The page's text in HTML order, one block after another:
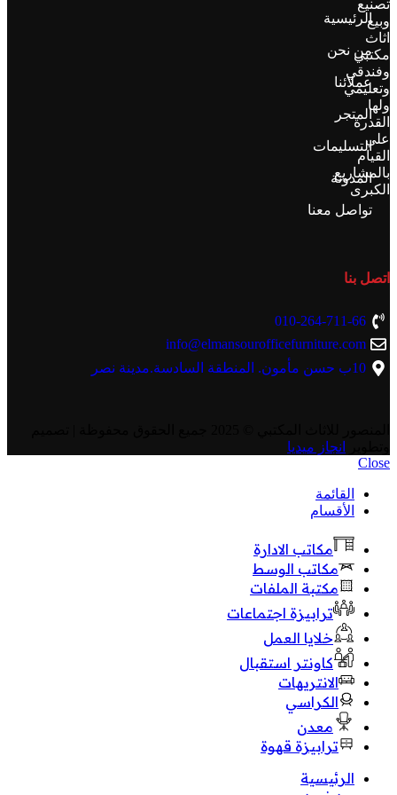
تصنيع
وبيع
اثاث
مكتبي
وفندقي
وتعليمي
ولها
القدرة
علي
القيام
بالمشاريع
الكبرى
الرئيسية
من نحن
عملائنا
المتجر
التسليمات
المدونة
تواصل معنا
اتصل بنا
010-264-711-66
info@elmansourofficefurniture.com
10ب حسن مأمون. المنطقة السادسة.مدينة نصر
انجاز ميديا
Close
القائمة
الأقسام
مكاتب الادارة
مكاتب الوسط
مكتبة الملفات
ترابيزة اجتماعات
خلايا العمل
كاونتر استقبال
الانتريهات
الكراسي
معدن
ترابيزة قهوة
الرئيسية